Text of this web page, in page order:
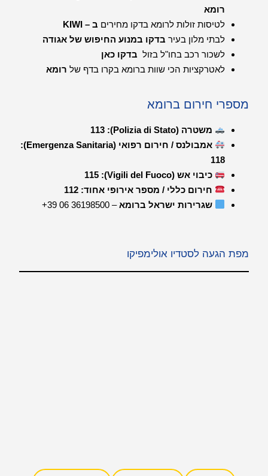
רומא
לטיסות זולות לרומא בדקו מחירים ב – KIWI
לבתי מלון בעיר בדקו במנוע החיפוש של אגודה
לשכור רכב בחו"ל בזול בדקו כאן
לאטרקציות הכי שוות ברומא בקרו בדף של רומא
מספרי חירום ברומא
משטרה (Polizia di Stato): 113
אמבולנס / חירום רפואי (Emergenza Sanitaria):
118
כיבוי אש (Vigili del Fuoco): 115
חירום כללי / מספר אירופי אחוד: 112
שגרירות ישראל ברומא– ‎+39 06 36198500
מפת הגעה לסטדיו אולימפיקו